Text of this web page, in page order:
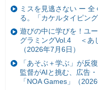
ミスを見逃さない ー
る。「カケルタイピン
遊びの中に学びを！ユ
グラミングVol.4 ＜あ
（2026年7月6日）
「あそぶ＋学ぶ」が反
監督がAIと挑む、広告
「NOA Games」（